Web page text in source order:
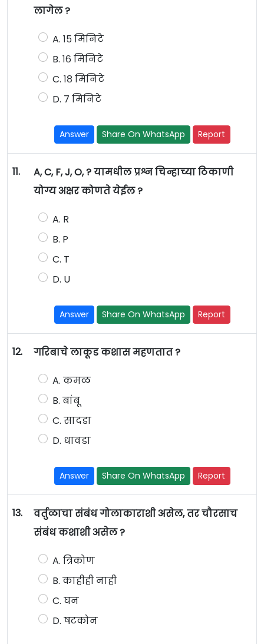
लागेल ?
A. १५ मिनिटे
B. १६ मिनिटे
C. १८ मिनिटे
D. ७ मिनिटे
Answer Share On WhatsApp Report
11.
A, C, F, J, O, ? यामधील प्रश्न चिन्हाच्या ठिकाणी
योग्य अक्षर कोणते येईल ?
A. R
B. P
C. T
D. U
Answer Share On WhatsApp Report
12. गरिबाचे लाकूड कशास महणतात ?
A. कमळ
B. बांबू
C. सादडा
D. धावडा
Answer Share On WhatsApp Report
13.
वर्तुळाचा संबंध गोलाकाराशी असेल, तर चौरसाच
संबंध कशाशी असेल ?
A. त्रिकोण
B. काहीही नाही
C. घन
D. षटकोन